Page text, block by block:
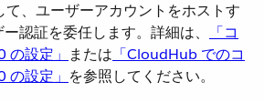
、ユーザーアカウントをホストす
認証を委任します。詳細は、​
「コ
設定」 ​または​ 「CloudHub でのコ
設定」 ​を参照してください。